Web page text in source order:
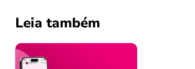
Leia também